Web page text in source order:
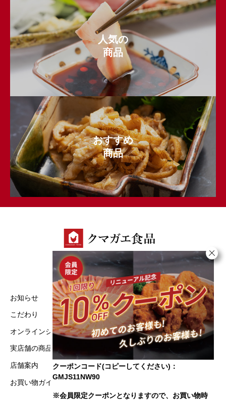
人気の
商品
おすすめ
商品
お知らせ
こだわり
オンラインショップ
実店舗の商品一覧
店舗案内
お買い物ガイド
実店舗の商品一覧
特定商取引法に基づく表記
プライバシーポリシー
クーポンコード(コピーしてください)：
GMJS11NW90
※会員限定クーポンとなりますので、お買い物時